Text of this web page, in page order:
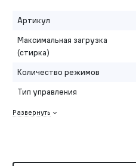
Артикул
Максимальная загрузка
(стирка)
Количество режимов
Тип управления
Развернуть